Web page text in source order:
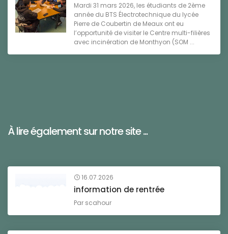
Mardi 31 mars 2026, les étudiants de 2ème
année du BTS Électrotechnique du lycée
Pierre de Coubertin de Meaux ont eu
l’opportunité de visiter le Centre multi-filières
avec incinération de Monthyon (SOM ...
À lire également sur notre site ...
16.07.2026
information de rentrée
Par scahour